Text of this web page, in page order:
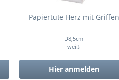
Papiertüte Herz mit Griffen
D8,5cm
weiß
Hier anmelden